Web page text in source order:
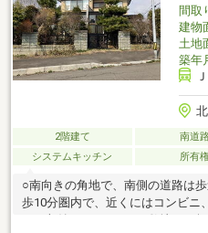
間取
建物
土地
築年
2階建て 南道
システムキッチン
所有
○南向きの角地で、南側の道路は
歩10分圏内で、近くにはコンビニ
には収納があります。○敷地は79坪